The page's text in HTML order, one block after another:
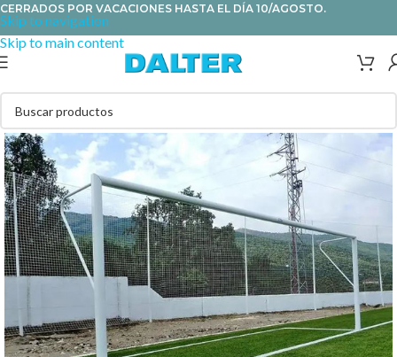
Skip to navigation
Skip to main content
CERRADOS POR VACACIONES HASTA EL DÍA 10/AGOSTO.